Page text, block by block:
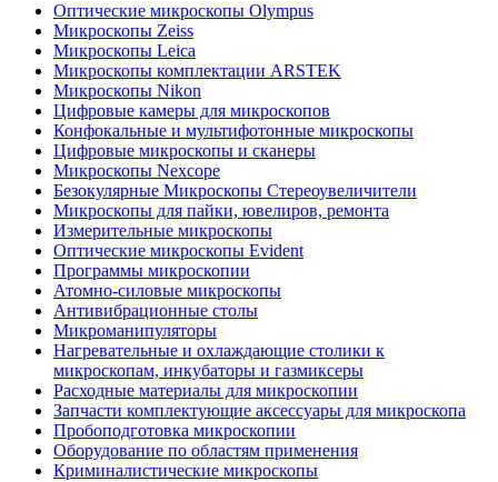
Оптические микроскопы Olympus
Микроскопы Zeiss
Микроскопы Leica
Микроскопы комплектации ARSTEK
Микроскопы Nikon
Цифровые камеры для микроскопов
Конфокальные и мультифотонные микроскопы
Цифровые микроскопы и сканеры
Микроскопы Nexcope
Безокулярные Микроскопы Стереоувеличители
Микроскопы для пайки, ювелиров, ремонта
Измерительные микроскопы
Оптические микроскопы Evident
Программы микроскопии
Атомно-силовые микроскопы
Антивибрационные столы
Микроманипуляторы
Нагревательные и охлаждающие столики к
микроскопам, инкубаторы и газмиксеры
Расходные материалы для микроскопии
Запчасти комплектующие аксессуары для микроскопа
Пробоподготовка микроскопии
Оборудование по областям применения
Криминалистические микроскопы